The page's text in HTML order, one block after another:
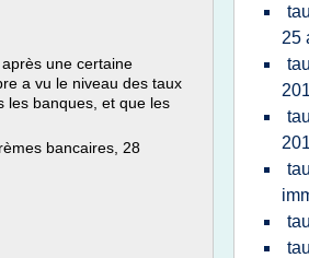
une certaine
a vu le niveau des taux
les banques, et que les
bancaires, 28
25